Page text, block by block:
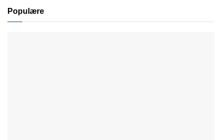
Populære